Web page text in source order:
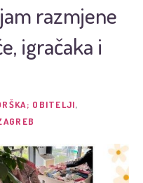
razmjene
igračaka i
OBITELJI,